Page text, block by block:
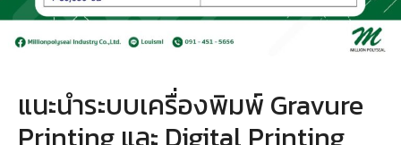
แนะนำระบบเครื่องพิมพ์ Gravure